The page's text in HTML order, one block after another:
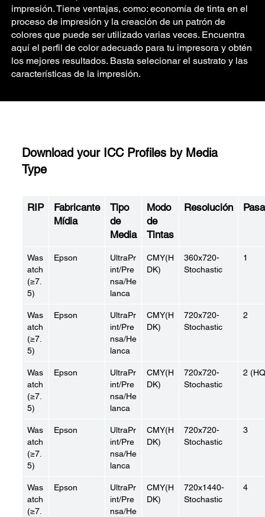
impresión. Tiene ventajas, como: economía de tinta en el
proceso de impresión y la creación de un patrón de
colores que puede ser utilizado varias veces. Encuentra
aquí el perfil de color adecuado para tu impresora y obtén
los mejores resultados. Basta selecionar el sustrato y las
características de la impresión.
Download your ICC Profiles by Media
Type
RIP
Fabricante
Mídia
Tipo
de
Media
Modo
de
Tintas
Resolución
Was
atch
(≥7.
5)
Epson
UltraPr
int/Pre
nsa/He
lanca
CMY(H
DK)
360x720-
Stochastic
1
Was
atch
(≥7.
5)
Epson
UltraPr
int/Pre
nsa/He
lanca
CMY(H
DK)
720x720-
Stochastic
2
Was
atch
(≥7.
5)
Epson
UltraPr
int/Pre
nsa/He
lanca
CMY(H
DK)
720x720-
Stochastic
2
Was
atch
(≥7.
5)
Epson
UltraPr
int/Pre
nsa/He
lanca
CMY(H
DK)
720x720-
Stochastic
3
Was
atch
(≥7.
Epson
UltraPr
int/Pre
nsa/He
CMY(H
DK)
720x1440-
Stochastic
4